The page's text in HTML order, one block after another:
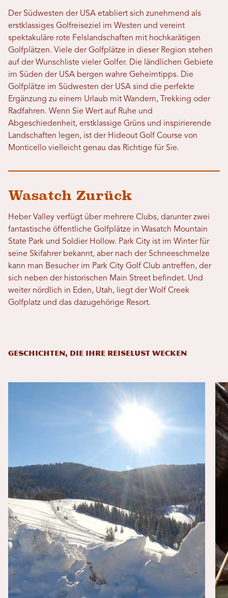
Der Südwesten der USA etabliert sich zunehmend als
erstklassiges Golfreiseziel im Westen und vereint
spektakuläre rote Felslandschaften mit hochkarätigen
Golfplätzen. Viele der Golfplätze in dieser Region stehen
auf der Wunschliste vieler Golfer. Die ländlichen Gebiete
im Süden der USA bergen wahre Geheimtipps. Die
Golfplätze im Südwesten der USA sind die perfekte
Ergänzung zu einem Urlaub mit Wandern, Trekking oder
Radfahren. Wenn Sie Wert auf Ruhe und
Abgeschiedenheit, erstklassige Grüns und inspirierende
Landschaften legen, ist der Hideout Golf Course von
Monticello vielleicht genau das Richtige für Sie.
Wasatch Zurück
Heber Valley verfügt über mehrere Clubs, darunter zwei
fantastische öffentliche Golfplätze in Wasatch Mountain
State Park und Soldier Hollow. Park City ist im Winter für
seine Skifahrer bekannt, aber nach der Schneeschmelze
kann man Besucher im Park City Golf Club antreffen, der
sich neben der historischen Main Street befindet. Und
weiter nördlich in Eden, Utah, liegt der Wolf Creek
Golfplatz und das dazugehörige Resort.
GESCHICHTEN, DIE IHRE REISELUST WECKEN